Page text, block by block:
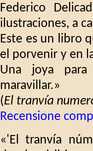
Federico
ilustraciones, a
Este es un libro
el porvenir y en
Una joya
maravillar.»
(El tranvía
Recensione
«'El tranvía